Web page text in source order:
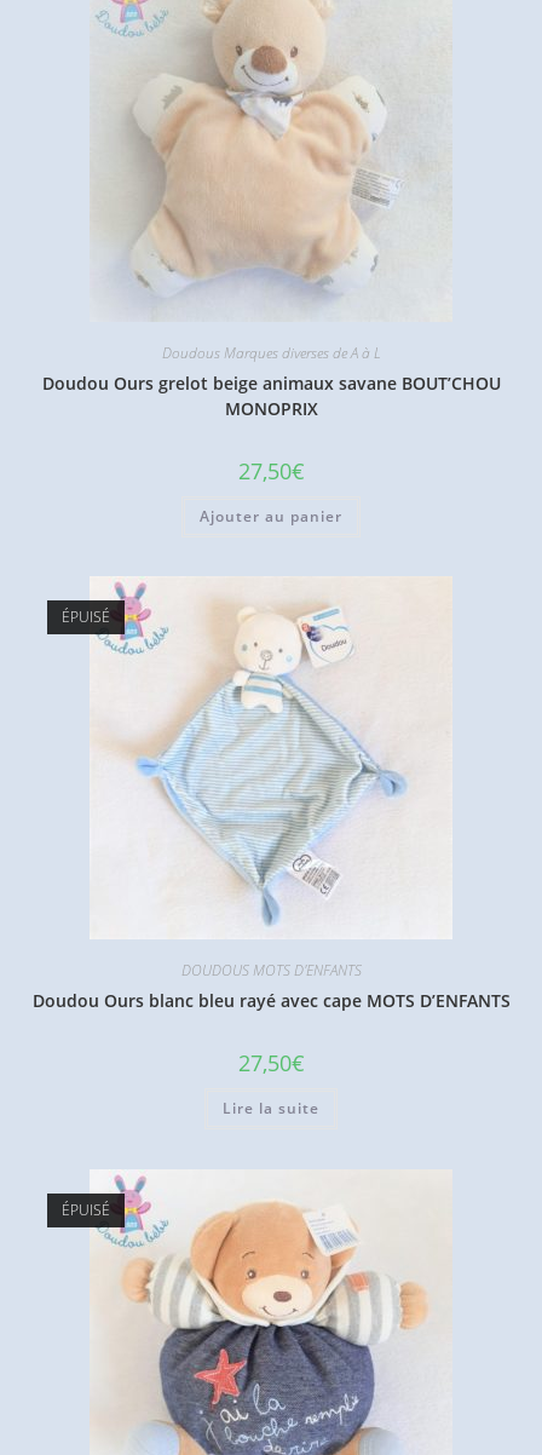
Doudous Marques diverses de A à L
Doudou Ours grelot beige animaux savane BOUT’CHOU
MONOPRIX
27,50€
Ajouter au panier
ÉPUISÉ
DOUDOUS MOTS D'ENFANTS
Doudou Ours blanc bleu rayé avec cape MOTS D’ENFANTS
27,50€
Lire la suite
ÉPUISÉ